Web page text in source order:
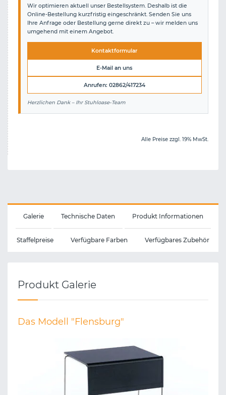
Wir optimieren aktuell unser Bestellsystem. Deshalb ist die
Online-Bestellung kurzfristig eingeschränkt. Senden Sie uns
Ihre Anfrage oder Bestellung gerne direkt zu – wir melden uns
umgehend mit einem Angebot.
Kontaktformular
E-Mail an uns
Anrufen: 02862/417234
Herzlichen Dank – Ihr Stuhloase-Team
Alle Preise zzgl. 19% MwSt.
Galerie Technische Daten Produkt Informationen
Staffelpreise Verfügbare Farben Verfügbares Zubehör
Produkt Galerie
Das Modell "Flensburg"